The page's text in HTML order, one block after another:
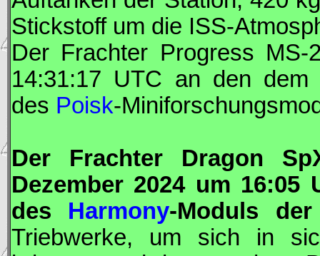
Stickstoff um die ISS-
Der Frachter Progress MS-
14:31:17 UTC an den dem
des Poisk-
Der Frachter Dragon
Dezember 2024 um 16:05
des Harmony-Moduls
Triebwerke, um sich in